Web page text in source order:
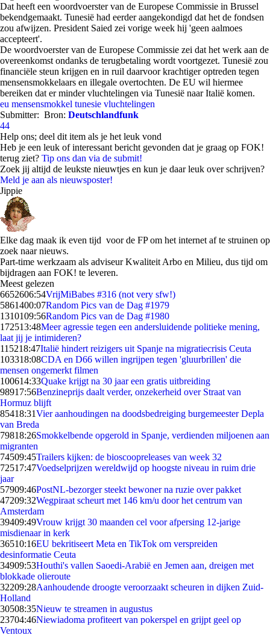
Dat heeft een woordvoerster van de Europese Commissie in Brussel
bekendgemaakt. Tunesië had eerder aangekondigd dat het de fondsen
zou afwijzen. President Saied zei vorige week hij 'geen aalmoes
accepteert'.
De woordvoerster van de Europese Commissie zei dat het werk aan de
overeenkomst ondanks de terugbetaling wordt voortgezet. Tunesië zou
financiële steun krijgen en in ruil daarvoor krachtiger optreden tegen
mensensmokkelaars en illegale overtochten. De EU wil hiermee
bereiken dat er minder vluchtelingen via Tunesië naar Italië komen.
eu mensensmokkel tunesie vluchtelingen
Submitter: Bron: Deutschlandfunk
44
Help ons; deel dit item als je het leuk vond
Heb je een leuk of interessant bericht gevonden dat je graag op FOK!
terug ziet? Tip ons dan via de submit!
Zoek jij altijd de leukste nieuwtjes en kun je daar leuk over schrijven?
Meld je aan als nieuwsposter!
Jippie
Elke dag maak ik even tijd voor de FP om het internet af te struinen op
zoek naar nieuws.
Part-time werkzaam als adviseur Kwaliteit Arbo en Milieu, dus tijd om
bijdragen aan FOK! te leveren.
Meest gelezen
6652606:54VrijMiBabes #316 (not very sfw!)
5861400:07Random Pics van de Dag #1979
1310109:56Random Pics van de Dag #1980
172513:48Meer agressie tegen een andersluidende politieke mening,
laat jij je intimideren?
115218:47Italië hindert reizigers uit Spanje na migratiecrisis Ceuta
103318:08CDA en D66 willen ingrijpen tegen 'gluurbrillen' die
mensen ongemerkt filmen
100614:33Quake krijgt na 30 jaar een gratis uitbreiding
98917:56Benzineprijs daalt verder, onzekerheid over Straat van
Hormuz blijft
85418:31Vier aanhoudingen na doodsbedreiging burgemeester Depla
van Breda
79818:26Smokkelbende opgerold in Spanje, verdienden miljoenen aan
migranten
74509:45Trailers kijken: de bioscoopreleases van week 32
72517:47Voedselprijzen wereldwijd op hoogste niveau in ruim drie
jaar
57909:46PostNL-bezorger steekt bewoner na ruzie over pakket
47209:32Wegpiraat scheurt met 146 km/u door het centrum van
Amsterdam
39409:49Vrouw krijgt 30 maanden cel voor afpersing 12-jarige
misdienaar in kerk
36510:16EU bekritiseert Meta en TikTok om verspreiden
desinformatie Ceuta
34909:53Houthi's vallen Saoedi-Arabië en Jemen aan, dreigen met
blokkade olieroute
32209:28Aanhoudende droogte veroorzaakt scheuren in dijken Zuid-
Holland
30508:35Nieuw te streamen in augustus
23704:46Niewiadoma profiteert van pokerspel en grijpt geel op
Ventoux